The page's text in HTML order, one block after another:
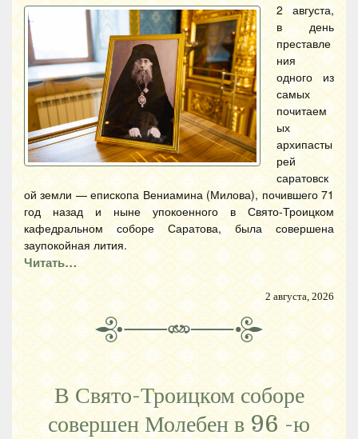
2 августа,
в день
преставле
ния
одного из
самых
почитаем
ых
архипасты
рей
саратовск
ой земли — епископа Вениамина (Милова), почившего 71
год назад и ныне упокоенного в Свято-Троицком
кафедральном соборе Саратова, была совершена
заупокойная лития.
Читать…
2 августа, 2026
В Свято-Троицком соборе
совершен Молебен в 96 -ю